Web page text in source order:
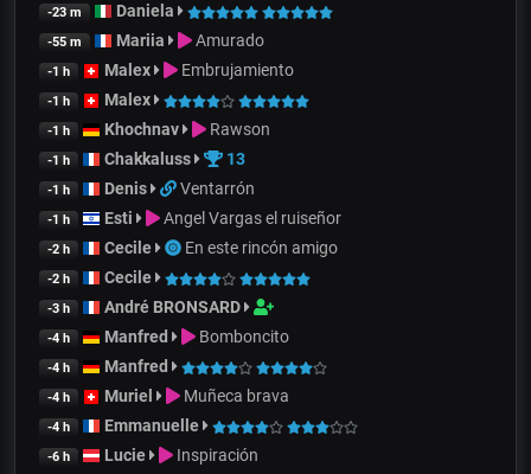
-23 m Daniela
-55 m Mariia Amurado
-1 h Malex Embrujamiento
-1 h Malex
-1 h Khochnav Rawson
-1 h Chakkaluss 13
-1 h Denis Ventarrón
-1 h Esti Angel Vargas el ruiseñor
-2 h Cecile En este rincón amigo
-2 h Cecile
-3 h André BRONSARD
-4 h Manfred Bomboncito
-4 h Manfred
-4 h Muriel Muñeca brava
-4 h Emmanuelle
-6 h Lucie Inspiración